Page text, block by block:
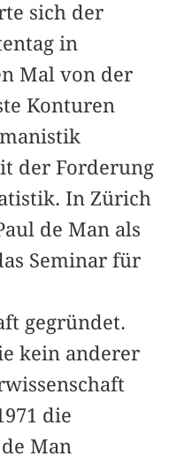
sich der
in
Mal von der
Konturen
der Forderung
In Zürich
de Man als
Seminar für
gegründet.
kein anderer
die
Man